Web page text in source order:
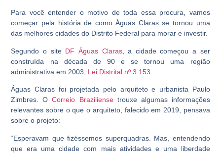
Para você entender o motivo de toda essa procura, vamos
começar pela história de como Águas Claras se tornou uma
das melhores cidades do Distrito Federal para morar e investir.
Segundo o site DF Águas Claras, a cidade começou a ser
construída na década de 90 e se tornou uma região
administrativa em 2003, Lei Distrital nº 3.153
Águas Claras foi projetada pelo arquiteto e urbanista Paulo
Zimbres. OCorreio Braziliensetrouxe algumas informações
relevantes sobre o que o arquiteto, falecido em 2019, pensava
sobre o projeto:
“Esperavam que fizéssemos superquadras. Mas, entendendo
que era uma cidade com mais atividades e uma liberdade